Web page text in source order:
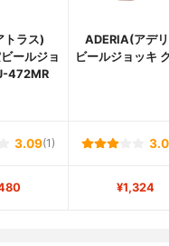
ラス)
ールジョ
472MR
ADERIA(アデ
ビールジョッキ
3.09(1)
¥1,324